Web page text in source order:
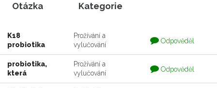
Otázka Kategorie
K18
probiotika
Prožívání a
vylučování
Otázka
je
zodpovedaná
Odpověděl
probiotika,
která
Prožívání a
vylučování
Otázka
je
zodpovedaná
Odpověděl